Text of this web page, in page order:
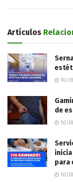
Artículos
10/
de
10/
para
10/